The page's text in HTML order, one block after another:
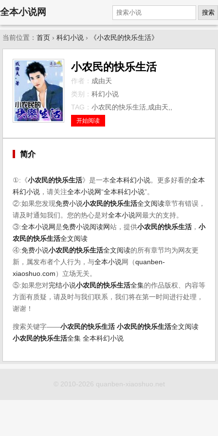
全本小说网 搜索
当前位置： 首页 › 科幻小说 › 《小农民的快乐生活》
小农民的快乐生活
作者： 成由天
类别： 科幻小说
TAG： 小农民的快乐生活,成由天,,
开始阅读
简介
①:《小农民的快乐生活》是一本全本科幻小说。更多好看的全本
科幻小说 ，请关注全本小说网“全本科幻小说”。
②:如果您发现免费小说小农民的快乐生活全文阅读章节有错误，
请及时通知我们。您的热心是对全本小说网最大的支持。
③:全本小说网是免费小说阅读网站，提供小农民的快乐生活 ， 小
农民的快乐生活全文阅读
④:免费小说小农民的快乐生活全文阅读的所有章节均为网友更
新，属发布者个人行为，与全本小说网（quanben-
xiaoshuo.com ）立场无关。
⑤:如果您对完结小说小农民的快乐生活全集的作品版权、内容等
方面有质疑，请及时与我们联系，我们将在第一时间进行处理，
谢谢！
搜索关键字——小农民的快乐生活 小农民的快乐生活全文阅读
小农民的快乐生活全集 全本科幻小说
© 2010-2026 quanben-xiaoshuo.net